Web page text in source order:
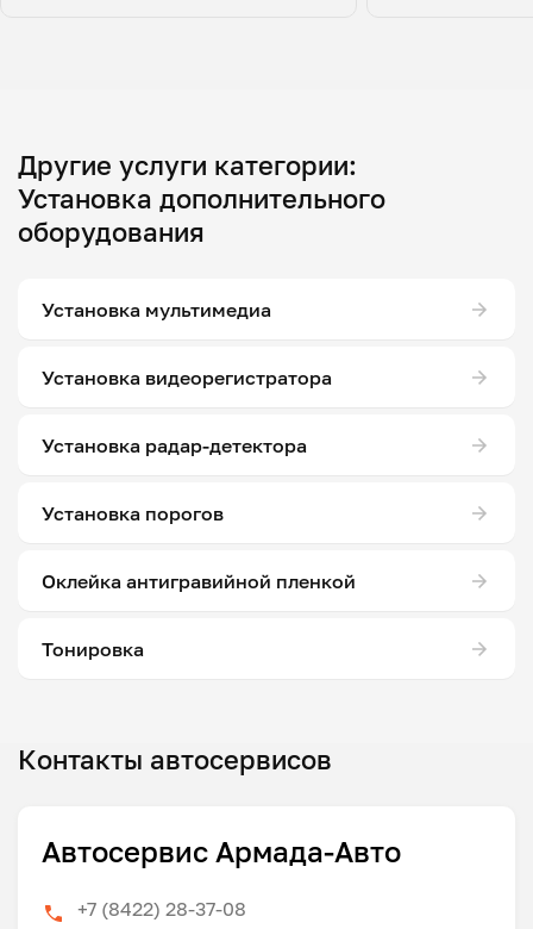
Другие услуги категории:
Установка дополнительного
оборудования
Установка мультимедиа
Установка видеорегистратора
Установка радар-детектора
Установка порогов
Оклейка антигравийной пленкой
Тонировка
Контакты автосервисов
Автосервис Армада-Авто
+7 (8422) 28-37-08